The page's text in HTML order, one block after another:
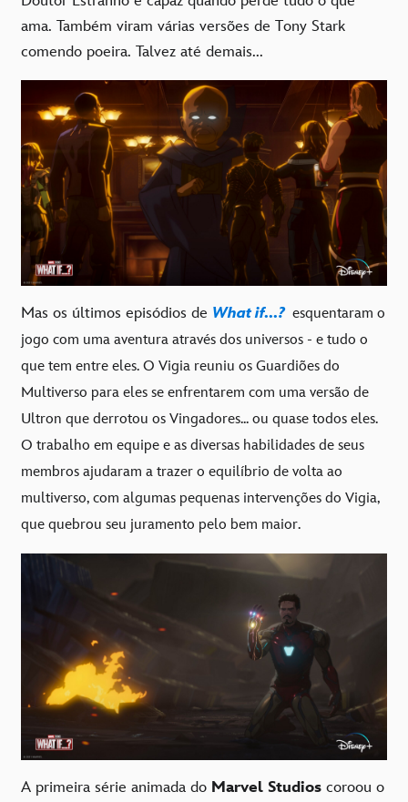
ama. Também viram várias versões de Tony Stark
comendo poeira. Talvez até demais...
Mas os últimos episódios de What if...?esquentaram o
jogo com uma aventura através dos universos - e tudo o
que tem entre eles. O Vigia reuniu os Guardiões do
Multiverso para eles se enfrentarem com uma versão de
Ultron que derrotou os Vingadores... ou quase todos eles.
O trabalho em equipe e as diversas habilidades de seus
membros ajudaram a trazer o equilíbrio de volta ao
multiverso, com algumas pequenas intervenções do Vigia,
que quebrou seu juramento pelo bem maior.
A primeira série animada do Marvel Studios coroou o